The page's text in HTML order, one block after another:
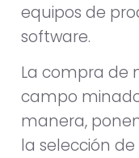
equipos de
software.
La compra de
campo
manera,
la selección